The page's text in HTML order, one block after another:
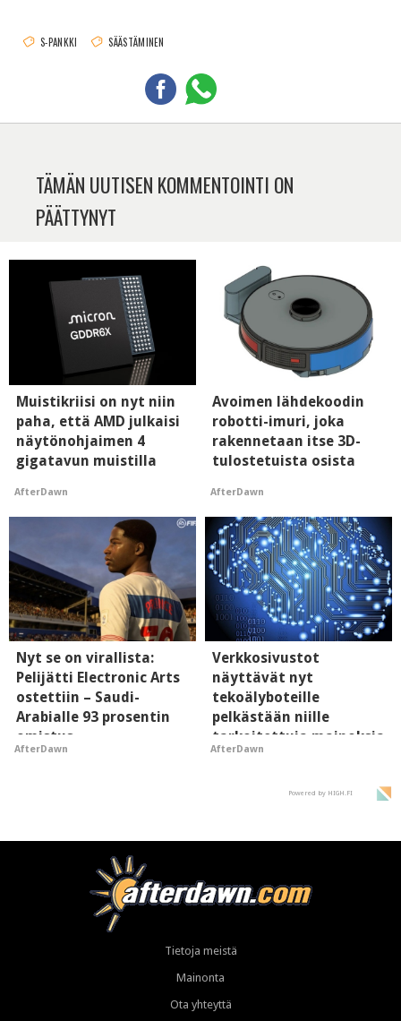
S-PANKKI SÄÄSTÄMINEN
TÄMÄN UUTISEN KOMMENTOINTI ON
PÄÄTTYNYT
Muistikriisi on nyt niin
paha, että AMD julkaisi
näytönohjaimen 4
gigatavun muistilla
AfterDawn
Avoimen lähdekoodin
robotti-imuri, joka
rakennetaan itse 3D-
tulostetuista osista
AfterDawn
Nyt se on virallista:
Pelijätti Electronic Arts
ostettiin – Saudi-
Arabialle 93 prosentin
omistus
AfterDawn
Verkkosivustot
näyttävät nyt
tekoälyboteille
pelkästään niille
tarkoitettuja mainoksia
- vaikuttaa tekoälyn
AfterDawn
Powered by HIGH.FI
Tietoja meistä
Mainonta
Ota yhteyttä